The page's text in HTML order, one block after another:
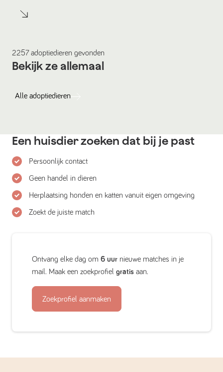
2257 adoptiedieren gevonden
Bekijk ze allemaal
Alle adoptiedieren
Een huisdier zoeken dat bij je past
Persoonlijk contact
Geen handel in dieren
Herplaatsing honden en katten vanuit eigen omgeving
Zoekt de juiste match
Ontvang elke dag om 6 uur nieuwe matches in je
mail. Maak een zoekprofiel gratis aan.
Zoekprofiel aanmaken